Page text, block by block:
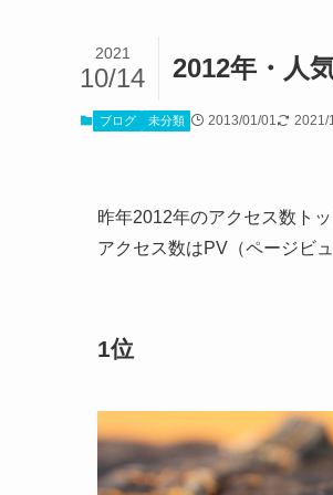
2012年・人
2021
10/14
ブログ 未分類 2013/01/01 2021/
昨年2012年のアクセス数ト
アクセス数はPV（ページビュ
1位